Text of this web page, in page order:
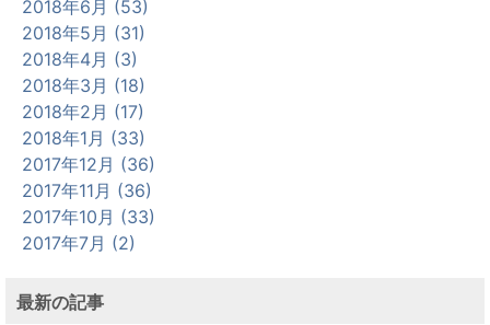
2018年6月 (53)
2018年5月 (31)
2018年4月 (3)
2018年3月 (18)
2018年2月 (17)
2018年1月 (33)
2017年12月 (36)
2017年11月 (36)
2017年10月 (33)
2017年7月 (2)
最新の記事